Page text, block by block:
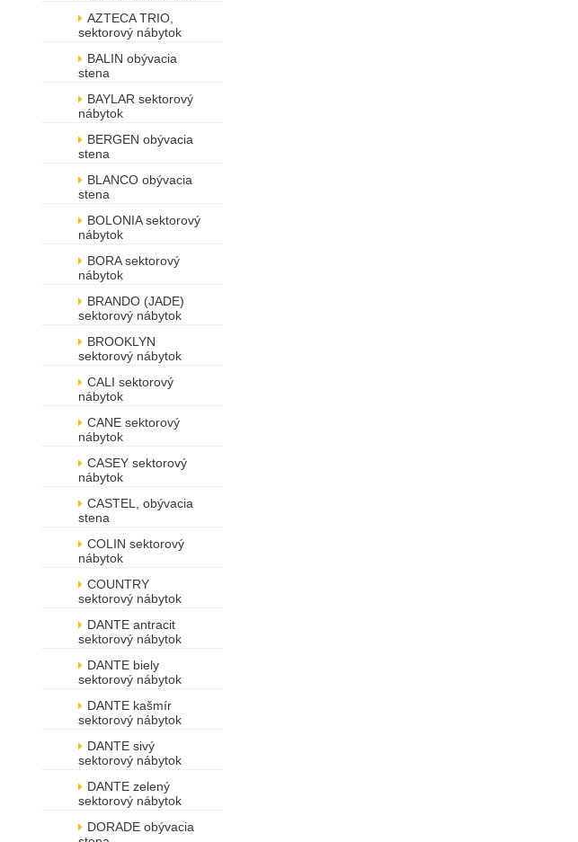
AZTECA TRIO,
sektorový nábytok
BALIN obývacia
stena
BAYLAR sektorový
nábytok
BERGEN obývacia
stena
BLANCO obývacia
stena
BOLONIA sektorový
nábytok
BORA sektorový
nábytok
BRANDO (JADE)
sektorový nábytok
BROOKLYN
sektorový nábytok
CALI sektorový
nábytok
CANE sektorový
nábytok
CASEY sektorový
nábytok
CASTEL, obývacia
stena
COLIN sektorový
nábytok
COUNTRY
sektorový nábytok
DANTE antracit
sektorový nábytok
DANTE biely
sektorový nábytok
DANTE kašmír
sektorový nábytok
DANTE sivý
sektorový nábytok
DANTE zelený
sektorový nábytok
DORADE obývacia